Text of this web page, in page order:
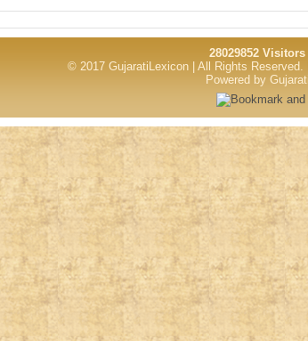
28029852 Visitors
© 2017 GujaratiLexicon | All Rights Reserved.
Powered by